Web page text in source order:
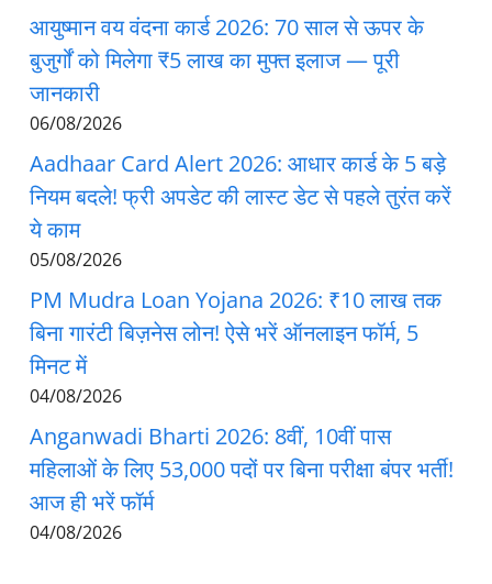
आयुष्मान वय वंदना कार्ड 2026: 70 साल से ऊपर के
बुजुर्गों को मिलेगा ₹5 लाख का मुफ्त इलाज — पूरी
जानकारी
06/08/2026
Aadhaar Card Alert 2026: आधार कार्ड के 5 बड़े
नियम बदले! फ्री अपडेट की लास्ट डेट से पहले तुरंत करें
ये काम
05/08/2026
PM Mudra Loan Yojana 2026: ₹10 लाख तक
बिना गारंटी बिज़नेस लोन! ऐसे भरें ऑनलाइन फॉर्म, 5
मिनट में
04/08/2026
Anganwadi Bharti 2026: 8वीं, 10वीं पास
महिलाओं के लिए 53,000 पदों पर बिना परीक्षा बंपर भर्ती!
आज ही भरें फॉर्म
04/08/2026